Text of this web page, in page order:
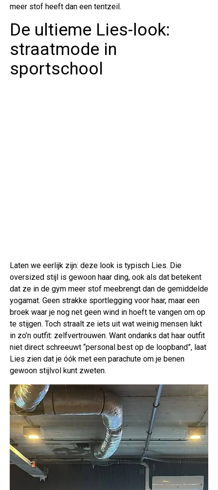
meer stof heeft dan een tentzeil.
De ultieme Lies-look:
straatmode in
sportschool
Laten we eerlijk zijn: deze look is typisch Lies. Die
oversized stijl is gewoon haar ding, ook als dat betekent
dat ze in de gym meer stof meebrengt dan de gemiddelde
yogamat. Geen strakke sportlegging voor haar, maar een
broek waar je nog net geen wind in hoeft te vangen om op
te stijgen. Toch straalt ze iets uit wat weinig mensen lukt
in zo’n outfit: zelfvertrouwen. Want ondanks dat haar outfit
niet direct schreeuwt “personal best op de loopband”, laat
Lies zien dat je óók met een parachute om je benen
gewoon stijlvol kunt zweten.